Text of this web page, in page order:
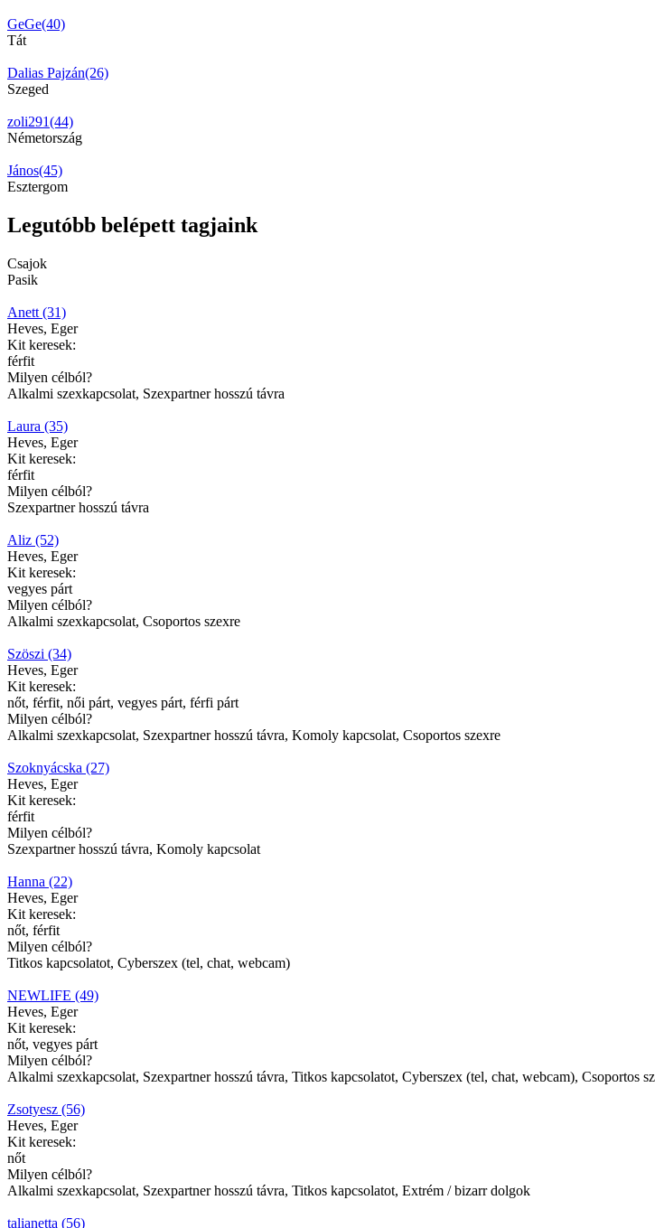
GeGe(40)
Tát
Dalias Pajzán(26)
Szeged
zoli291(44)
Németország
János(45)
Esztergom
Legutóbb belépett tagjaink
Csajok
Pasik
Anett (31)
Heves, Eger
Kit keresek:
férfit
Milyen célból?
Alkalmi szexkapcsolat, Szexpartner hosszú távra
Laura (35)
Heves, Eger
Kit keresek:
férfit
Milyen célból?
Szexpartner hosszú távra
Aliz (52)
Heves, Eger
Kit keresek:
vegyes párt
Milyen célból?
Alkalmi szexkapcsolat, Csoportos szexre
Szöszi (34)
Heves, Eger
Kit keresek:
nőt, férfit, női párt, vegyes párt, férfi párt
Milyen célból?
Alkalmi szexkapcsolat, Szexpartner hosszú távra, Komoly kapcsolat, Csoportos szexre
Szoknyácska (27)
Heves, Eger
Kit keresek:
férfit
Milyen célból?
Szexpartner hosszú távra, Komoly kapcsolat
Hanna (22)
Heves, Eger
Kit keresek:
nőt, férfit
Milyen célból?
Titkos kapcsolatot, Cyberszex (tel, chat, webcam)
NEWLIFE (49)
Heves, Eger
Kit keresek:
nőt, vegyes párt
Milyen célból?
Alkalmi szexkapcsolat, Szexpartner hosszú távra, Titkos kapcsolatot, Cyberszex (tel, chat, webcam),
Zsotyesz (56)
Heves, Eger
Kit keresek:
nőt
Milyen célból?
Alkalmi szexkapcsolat, Szexpartner hosszú távra, Titkos kapcsolatot, Extrém / bizarr dolgok
talianetta (56)